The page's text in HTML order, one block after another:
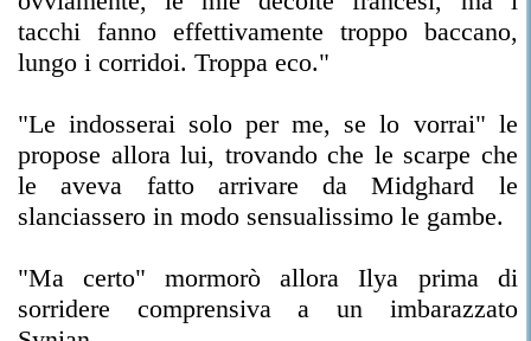
tacchi fanno effettivamente troppo baccano,
lungo i corridoi. Troppa eco."
"Le indosserai solo per me, se lo vorrai" le
propose allora lui, trovando che le scarpe che
le aveva fatto arrivare da Midghard le
slanciassero in modo sensualissimo le gambe.
"Ma certo" mormorò allora Ilya prima di
sorridere comprensiva a un imbarazzato